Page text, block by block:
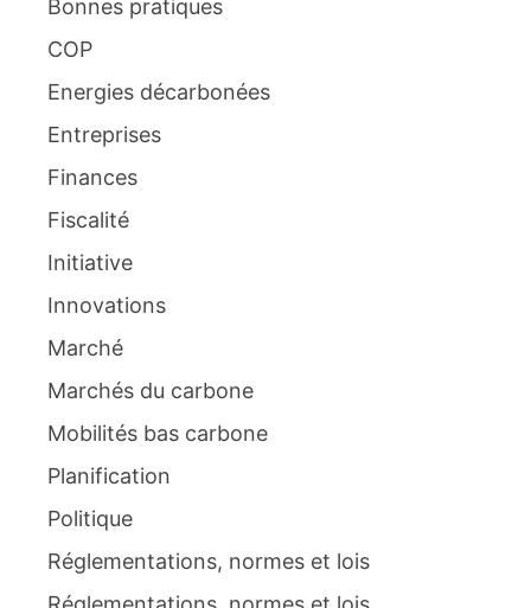
Bonnes pratiques
COP
Energies décarbonées
Entreprises
Finances
Fiscalité
Initiative
Innovations
Marché
Marchés du carbone
Mobilités bas carbone
Planification
Politique
Réglementations, normes et lois